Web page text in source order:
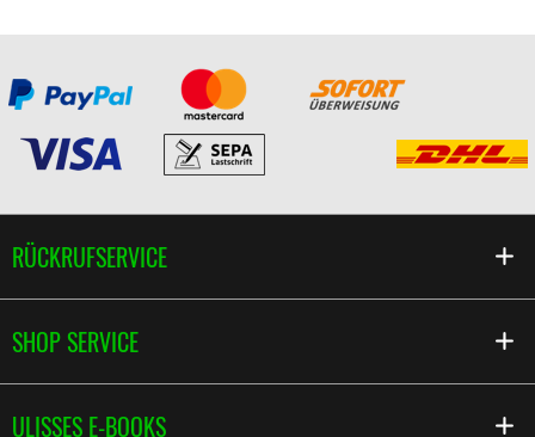
RÜCKRUFSERVICE
SHOP SERVICE
ULISSES E-BOOKS